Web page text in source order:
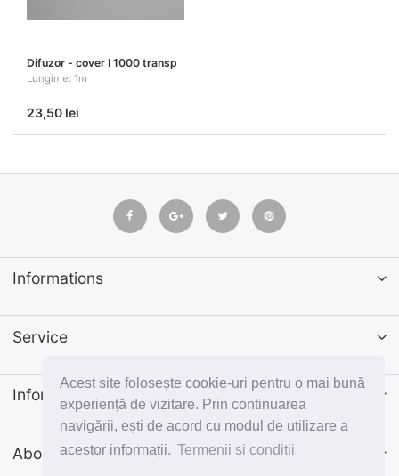
Acest site folosește cookie-uri pentru o mai bună
experiență de vizitare. Prin continuarea
navigării, ești de acord cu modul de utilizare a
acestor informații. Termenii si conditii
Difuzor - cover I 1000 transp
Lungime: 1m
23,50 lei
Informations
Service
Informatii
Abonează-te la newsletter